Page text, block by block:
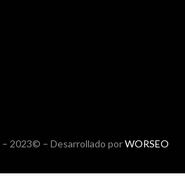
– 2023© – Desarrollado porWORSEO